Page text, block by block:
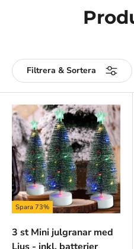
Filtrera & Sortera
Spara 73%
3 st Mini julgranar med